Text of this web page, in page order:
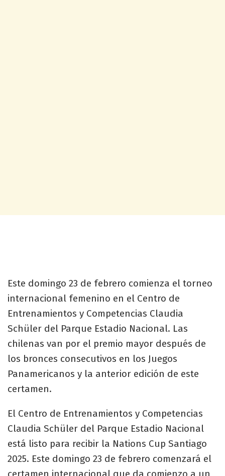
Este domingo 23 de febrero comienza el torneo
internacional femenino en el Centro de
Entrenamientos y Competencias Claudia
Schüler del Parque Estadio Nacional. Las
chilenas van por el premio mayor después de
los bronces consecutivos en los Juegos
Panamericanos y la anterior edición de este
certamen.
El Centro de Entrenamientos y Competencias
Claudia Schüler del Parque Estadio Nacional
está listo para recibir la Nations Cup Santiago
2025. Este domingo 23 de febrero comenzará el
certamen internacional que da comienzo a un